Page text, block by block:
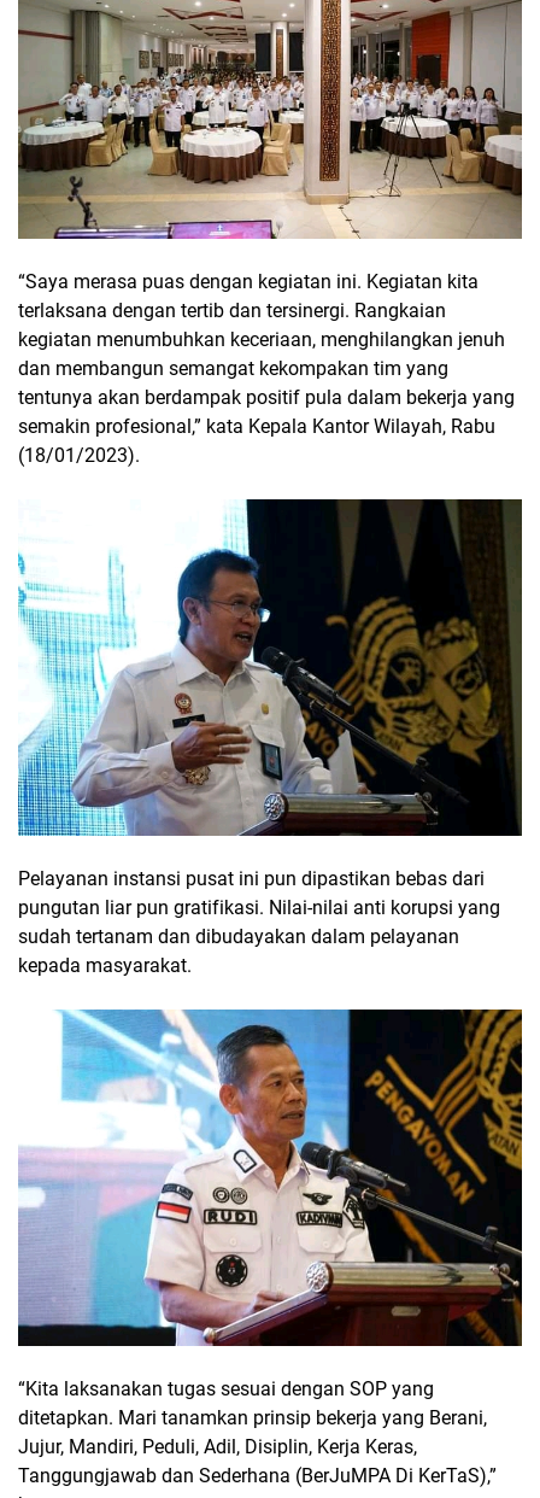
“Saya merasa puas dengan kegiatan ini. Kegiatan kita
terlaksana dengan tertib dan tersinergi. Rangkaian
kegiatan menumbuhkan keceriaan, menghilangkan jenuh
dan membangun semangat kekompakan tim yang
tentunya akan berdampak positif pula dalam bekerja yang
semakin profesional,” kata Kepala Kantor Wilayah, Rabu
(18/01/2023).
Pelayanan instansi pusat ini pun dipastikan bebas dari
pungutan liar pun gratifikasi. Nilai-nilai anti korupsi yang
sudah tertanam dan dibudayakan dalam pelayanan
kepada masyarakat.
“Kita laksanakan tugas sesuai dengan SOP yang
ditetapkan. Mari tanamkan prinsip bekerja yang Berani,
Jujur, Mandiri, Peduli, Adil, Disiplin, Kerja Keras,
Tanggungjawab dan Sederhana (BerJuMPA Di KerTaS),”